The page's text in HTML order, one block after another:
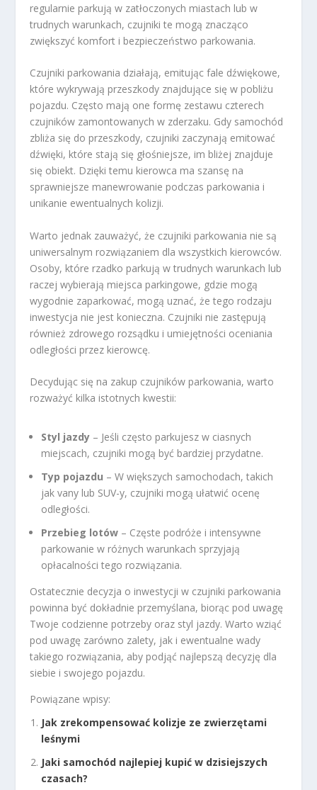
regularnie parkują w zatłoczonych miastach lub w
trudnych warunkach, czujniki te mogą znacząco
zwiększyć komfort i bezpieczeństwo parkowania.
Czujniki parkowania działają, emitując fale dźwiękowe,
które wykrywają przeszkody znajdujące się w pobliżu
pojazdu. Często mają one formę zestawu czterech
czujników zamontowanych w zderzaku. Gdy samochód
zbliża się do przeszkody, czujniki zaczynają emitować
dźwięki, które stają się głośniejsze, im bliżej znajduje
się obiekt. Dzięki temu kierowca ma szansę na
sprawniejsze manewrowanie podczas parkowania i
unikanie ewentualnych kolizji.
Warto jednak zauważyć, że czujniki parkowania nie są
uniwersalnym rozwiązaniem dla wszystkich kierowców.
Osoby, które rzadko parkują w trudnych warunkach lub
raczej wybierają miejsca parkingowe, gdzie mogą
wygodnie zaparkować, mogą uznać, że tego rodzaju
inwestycja nie jest konieczna. Czujniki nie zastępują
również zdrowego rozsądku i umiejętności oceniania
odległości przez kierowcę.
Decydując się na zakup czujników parkowania, warto
rozważyć kilka istotnych kwestii:
Styl jazdy – Jeśli często parkujesz w ciasnych
miejscach, czujniki mogą być bardziej przydatne.
Typ pojazdu – W większych samochodach, takich
jak vany lub SUV-y, czujniki mogą ułatwić ocenę
odległości.
Przebieg lotów – Częste podróże i intensywne
parkowanie w różnych warunkach sprzyjają
opłacalności tego rozwiązania.
Ostatecznie decyzja o inwestycji w czujniki parkowania
powinna być dokładnie przemyślana, biorąc pod uwagę
Twoje codzienne potrzeby oraz styl jazdy. Warto wziąć
pod uwagę zarówno zalety, jak i ewentualne wady
takiego rozwiązania, aby podjąć najlepszą decyzję dla
siebie i swojego pojazdu.
Powiązane wpisy:
Jak zrekompensować kolizje ze zwierzętami
leśnymi
Jaki samochód najlepiej kupić w dzisiejszych
czasach?